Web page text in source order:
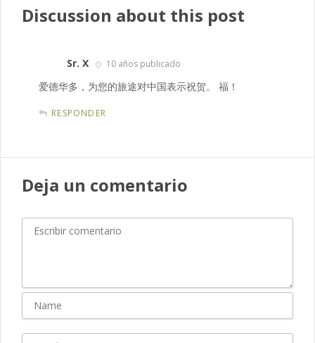
Discussion about this post
Sr. X 10 años publicado
爱德华多，为您的旅途对中国表示祝贺。 福！
RESPONDER
Deja un comentario